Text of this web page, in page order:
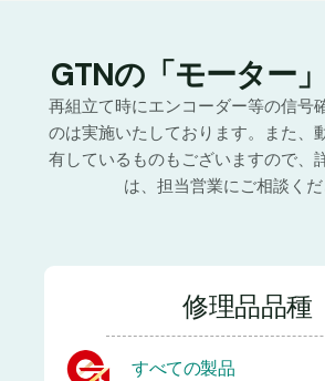
GTNの「モーター
再組立て時にエンコーダー等の信号
のは実施いたしております。また、
有しているものもございますので、
は、担当営業にご相談くだ
修理品品種
すべての製品